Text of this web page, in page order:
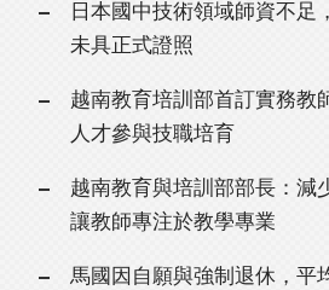
日本國中技術領域師資不足
未具正式證照
越南教育培訓部首訂實務教
人才參與技職培育
越南教育與培訓部部長：減
讓教師專注於教學專業
馬國因自願與強制退休，平